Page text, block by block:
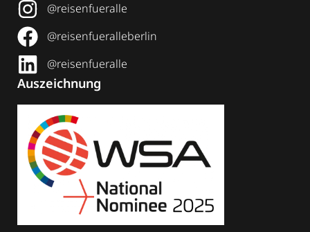
@reisenfueralle
@reisenfueralleberlin
@reisenfueralle
Auszeichnung